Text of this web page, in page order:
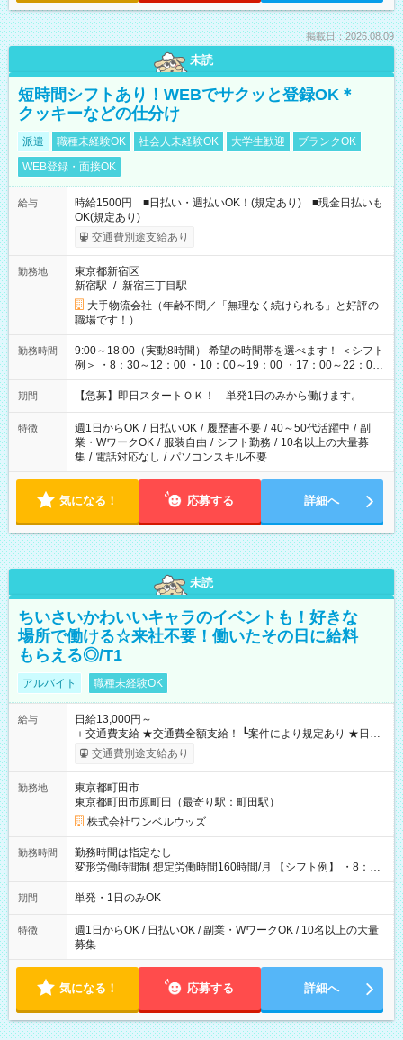
掲載日：2026.08.09
未読
短時間シフトあり！WEBでサクッと登録OK＊
クッキーなどの仕分け
派遣 職種未経験OK 社会人未経験OK 大学生歓迎
ブランクOK
WEB登録・面接OK
給与
時給1500円 ■日払い・週払いOK！(規定あり) ■現金日払いも
OK(規定あり)
交通費別途支給あり
勤務地
東京都新宿区
新宿駅 / 新宿三丁目駅
大手物流会社（年齢不問／「無理なく続けられる」と好評の
職場です！）
勤務時間
9:00～18:00（実動8時間） 希望の時間帯を選べます！ ＜シフト
例＞ ・8：30～12：00 ・10：00～19：00 ・17：00～22：00
・13：00～22：00 ・22：00～翌6：00 など
期間 【急募】即日スタートＯＫ！ 単発1日のみから働けます。
特徴 週1日からOK / 日払いOK / 履歴書不要 / 40～50代活躍中 / 副
業・WワークOK / 服装自由 / シフト勤務 / 10名以上の大量募
集 / 電話対応なし / パソコンスキル不要
気になる！ 応募する 詳細へ
未読
ちいさいかわいいキャラのイベントも！好きな
場所で働ける☆来社不要！働いたその日に給料
もらえる◎/T1
アルバイト 職種未経験OK
給与
日給13,000円～
＋交通費支給 ★交通費全額支給！ ┗案件により規定あり ★日払
いOK！（規定あり） ┗働いたその日に現金GET♪ お仕事後はコ
ンビニATMから 日払い分を引き落とせます！ 【試用期間】試
交通費別途支給あり
勤務地
東京都町田市
東京都町田市原町田（最寄り駅：町田駅）
株式会社ワンベルウッズ
勤務時間
勤務時間は指定なし
変形労働時間制 想定労働時間160時間/月 【シフト例】 ・8：00
～21：00
期間 単発・1日のみOK
特徴
週1日からOK / 日払いOK / 副業・WワークOK / 10名以上の大量
募集
気になる！ 応募する 詳細へ